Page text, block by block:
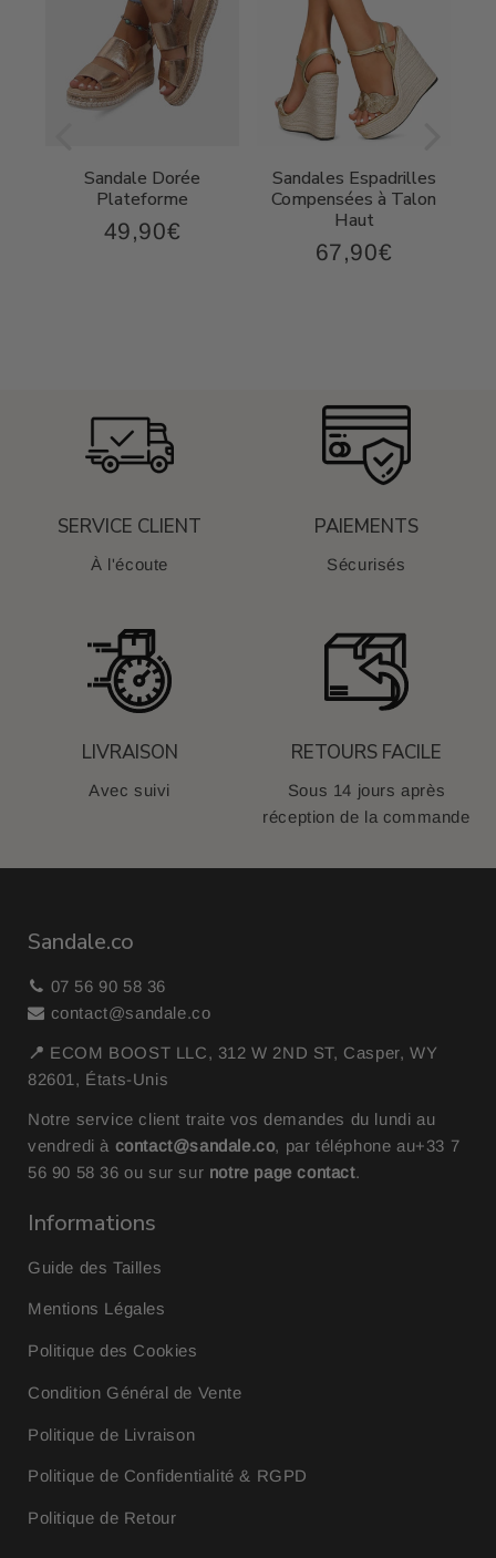
Sandale Dorée
Plateforme
Prix
49,90€
Sandales Espadrilles
Compensées à Talon
Haut
Prix
67,90€
SERVICE CLIENT
À l'écoute
PAIEMENTS
Sécurisés
LIVRAISON
Avec suivi
RETOURS FACILE
Sous 14 jours après
réception de la commande
Sandale.co
07 56 90 58 36
contact@sandale.co
📍 ECOM BOOST LLC, 312 W 2ND ST, Casper, WY
82601, États-Unis
Notre service client traite vos demandes du lundi au
vendredi à contact@sandale.co, par téléphone au+33 7
56 90 58 36ou sur sur notre page contact.
Informations
Guide des Tailles
Mentions Légales
Politique des Cookies
Condition Général de Vente
Politique de Livraison
Politique de Confidentialité & RGPD
Politique de Retour